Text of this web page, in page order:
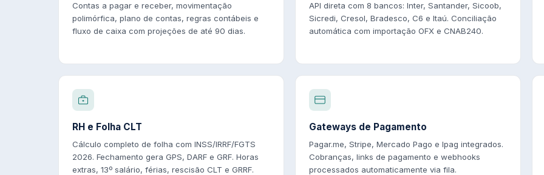
Contas a pagar e receber, movimentação
polimórfica, plano de contas, regras contábeis e
fluxo de caixa com projeções de até 90 dias.
API direta com 8 bancos: Inter, Santander, Sicoob,
Sicredi, Cresol, Bradesco, C6 e Itaú. Conciliação
automática com importação OFX e CNAB240.
RH e Folha CLT
Cálculo completo de folha com INSS/IRRF/FGTS
2026. Fechamento gera GPS, DARF e GRF. Horas
extras, 13º salário, férias, rescisão CLT e GRRF.
Gateways de Pagamento
Pagar.me, Stripe, Mercado Pago e Ipag integrados.
Cobranças, links de pagamento e webhooks
processados automaticamente via fila.